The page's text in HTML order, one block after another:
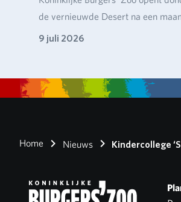
de vernieuwde Desert na een
9 juli 2026
Home Nieuws Kindercollege